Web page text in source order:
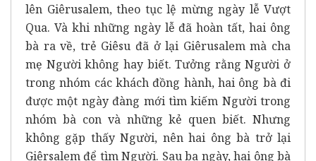
lên Giêrusalem, theo tục lệ mừng ngày lễ Vượt
Qua. Và khi những ngày lễ đã hoàn tất, hai ông
bà ra về, trẻ Giêsu đã ở lại Giêrusalem mà cha
mẹ Người không hay biết. Tưởng rằng Người ở
trong nhóm các khách đồng hành, hai ông bà đi
được một ngày đàng mới tìm kiếm Người trong
nhóm bà con và những kẻ quen biết. Nhưng
không gặp thấy Người, nên hai ông bà trở lại
Giêrsalem để tìm Người. Sau ba ngày, hai ông bà